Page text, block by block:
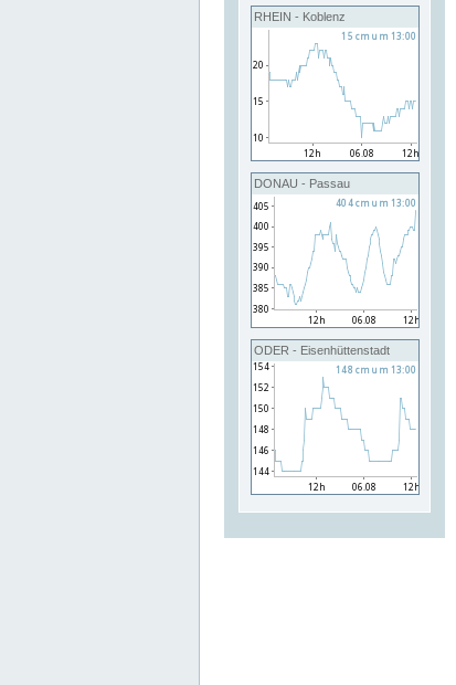
RHEIN - Koblenz
DONAU - Passau
ODER - Eisenhüttenstadt